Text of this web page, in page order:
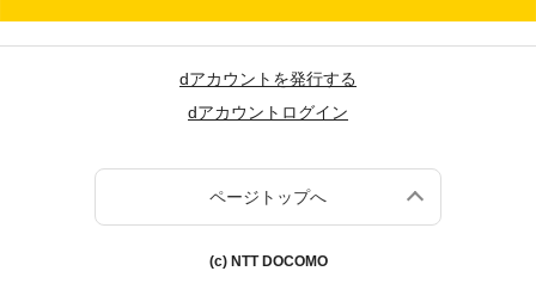
dアカウントを発行する
dアカウントログイン
ページトップへ
(c) NTT DOCOMO